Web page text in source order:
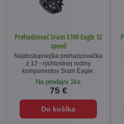
Prehadzovač Sram S100 Eagle 12
speed
Najdostupnejšia prehadzovačka
z 12 - rýchlostnej rodiny
komponentov Sram Eagle.
Na predajni 1ks
75 €
Do košíka